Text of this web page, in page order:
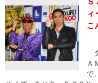
こ
Ａ
で